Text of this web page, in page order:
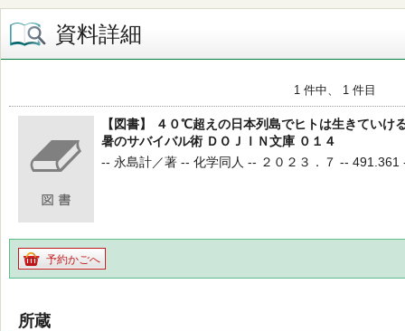
資料詳細
1 件中、 1 件目
【図書】 ４０℃超えの日本列島でヒトは生きていけ
暑のサバイバル術 ＤＯＪＩＮ文庫 ０１４
-- 永島計／著 -- 化学同人 -- ２０２３．７ -- 491.361
予約かごへ
所蔵